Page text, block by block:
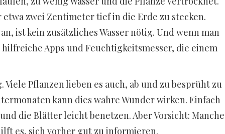
zwei Zentimeter tief in die Erde zu stecken.
ist kein zusätzliches Wasser nötig. Und wenn man
Apps und Feuchtigkeitsmesser, die einem
Pflanzen lieben es auch, ab und zu besprüht zu
kann dies wahre Wunder wirken. Einfach
die Blätter leicht benetzen. Aber Vorsicht: Manche
es, sich vorher gut zu informieren.